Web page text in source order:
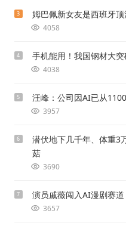
3 姆巴佩新女友是西班牙
4058
4 手机能用！我国钢材大
4038
5 汪峰：公司因AI已从
3957
6
潜伏地下几千年、体重3
菇
3690
7 演员戚薇闯入AI漫剧赛
3657